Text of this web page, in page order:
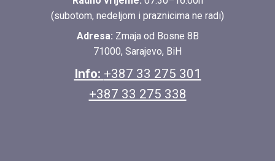
(subotom, nedeljom i praznicima ne radi)
Adresa: Zmaja od Bosne 8B
71000, Sarajevo, BiH
Info: +387 33 275 301
+387 33 275 338